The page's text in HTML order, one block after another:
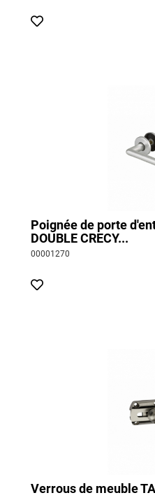
Poignée de porte
DOUBLE CRECY...
00001270
Verrous de meuble